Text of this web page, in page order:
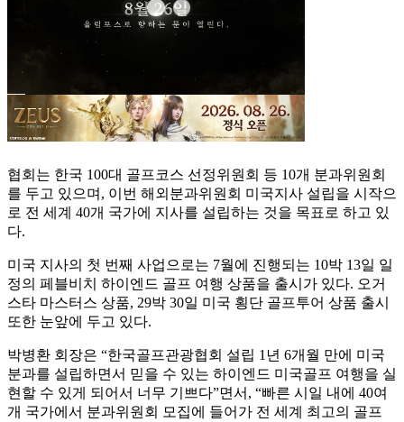
협회는 한국 100대 골프코스 선정위원회 등 10개 분과위원회
를 두고 있으며, 이번 해외분과위원회 미국지사 설립을 시작으
로 전 세계 40개 국가에 지사를 설립하는 것을 목표로 하고 있
다.
미국 지사의 첫 번째 사업으로는 7월에 진행되는 10박 13일 일
정의 페블비치 하이엔드 골프 여행 상품을 출시가 있다. 오거
스타 마스터스 상품, 29박 30일 미국 횡단 골프투어 상품 출시
또한 눈앞에 두고 있다.
박병환 회장은 “한국골프관광협회 설립 1년 6개월 만에 미국
분과를 설립하면서 믿을 수 있는 하이엔드 미국골프 여행을 실
현할 수 있게 되어서 너무 기쁘다”면서, “빠른 시일 내에 40여
개 국가에서 분과위원회 모집에 들어가 전 세계 최고의 골프